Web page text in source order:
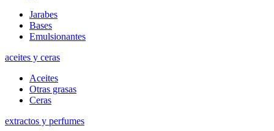
Jarabes
Bases
Emulsionantes
aceites y ceras
Aceites
Otras grasas
Ceras
extractos y perfumes